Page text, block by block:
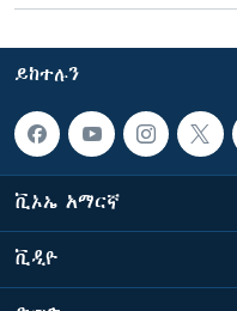
ይከተሉን
ቪኦኤ አማርኛ
ቪዲዮ